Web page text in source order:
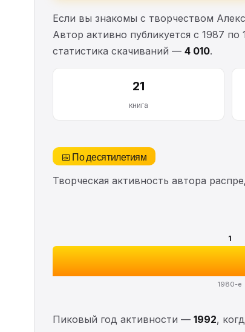
Если вы знакомы с творчеством
Автор активно публикуется с 1987
статистика скачиваний — 4 010.
21
книга
📅 По десятилетиям
Творческая активность автора
1
1980-е
Пиковый год активности — 1992,